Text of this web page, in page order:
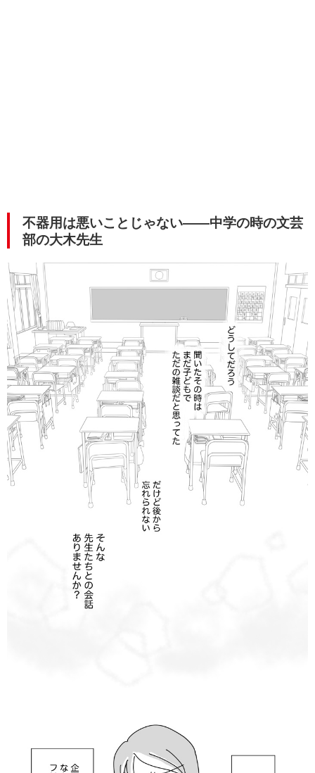
不器用は悪いことじゃない――中学の時の文芸
部の大木先生